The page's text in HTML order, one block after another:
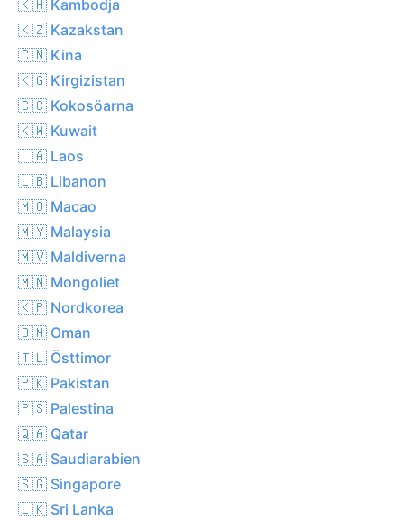
🇰🇭 Kambodja
🇰🇿 Kazakstan
🇨🇳 Kina
🇰🇬 Kirgizistan
🇨🇨 Kokosöarna
🇰🇼 Kuwait
🇱🇦 Laos
🇱🇧 Libanon
🇲🇴 Macao
🇲🇾 Malaysia
🇲🇻 Maldiverna
🇲🇳 Mongoliet
🇰🇵 Nordkorea
🇴🇲 Oman
🇹🇱 Östtimor
🇵🇰 Pakistan
🇵🇸 Palestina
🇶🇦 Qatar
🇸🇦 Saudiarabien
🇸🇬 Singapore
🇱🇰 Sri Lanka